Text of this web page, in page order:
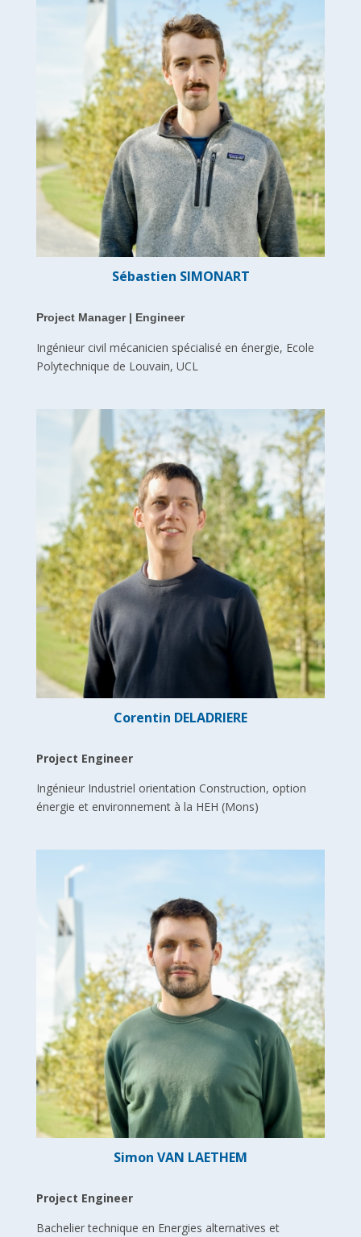
Sébastien SIMONART
Project Manager | Engineer
Ingénieur civil mécanicien spécialisé en énergie, Ecole
Polytechnique de Louvain, UCL
Corentin DELADRIERE
Project Engineer
Ingénieur Industriel orientation Construction, option
énergie et environnement à la HEH (Mons)
Simon VAN LAETHEM
Project Engineer
Bachelier technique en Energies alternatives et